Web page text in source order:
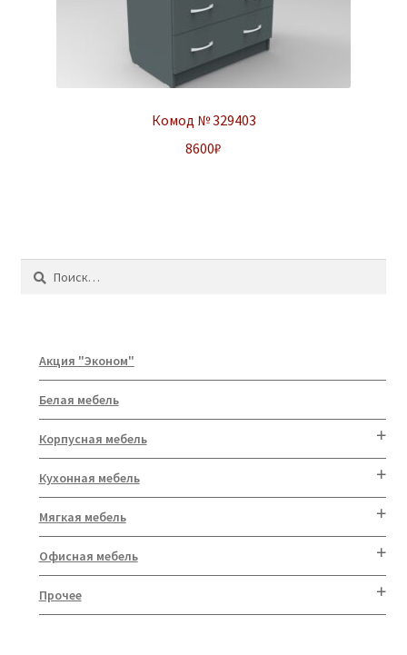
Комод № 329403
8600₽
Найти:
Акция "Эконом"
Белая мебель
Корпусная мебель
Кухонная мебель
Мягкая мебель
Офисная мебель
Прочее